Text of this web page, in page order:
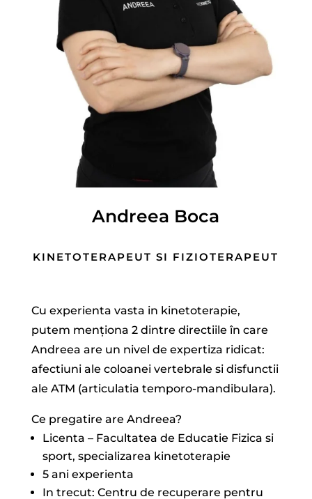
Andreea Boca
KINETOTERAPEUT SI FIZIOTERAPEUT
Cu experienta vasta in kinetoterapie,
putem menționa 2 dintre directiile în care
Andreea are un nivel de expertiza ridicat:
afectiuni ale coloanei vertebrale si disfunctii
ale ATM (articulatia temporo-mandibulara).
Ce pregatire are Andreea?
Licenta – Facultatea de Educatie Fizica si
sport, specializarea kinetoterapie
5 ani experienta
In trecut: Centru de recuperare pentru